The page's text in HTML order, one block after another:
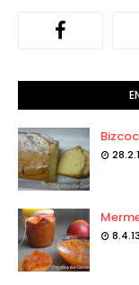
8.4.13